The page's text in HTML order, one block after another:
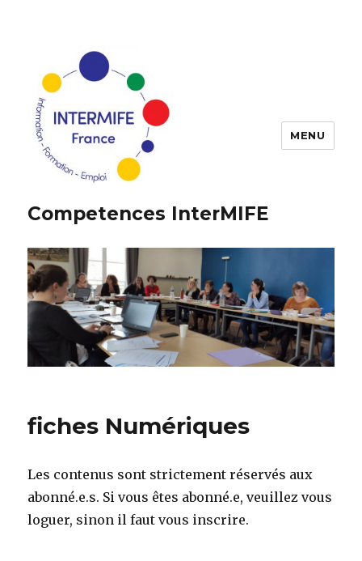
Competences InterMIFE
MENU
fiches Numériques
Les contenus sont strictement réservés aux
abonné.e.s. Si vous êtes abonné.e, veuillez vous
loguer, sinon il faut vous inscrire.